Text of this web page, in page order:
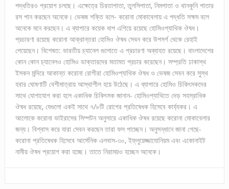
পদ্ধতিরও প্রয়োগ চলছে। এক্ষেত্রে চিরতাপাতা, তুলসিপাতা, নিমপাতা ও থানকুনি পাতার
রস পান করছেন অনেকে। ভেষজ শক্তি বলে- করোনা মোকাবেলায় এ পদ্ধতি সক্ষম বলে
অনেকে মনে করছেন। এ ব্যাপারে কয়েক ধাপ এগিয়ে রয়েছে হোমিওপ্যাথিক ঔষধ।
প্রচারণা রয়েছে করোনা আক্রান্তরা হোমিও ঔষধ সেবন করে উপসর্গ থেকে রেহাই
পেয়েছেন। বিশেষত: ভারতীয় চ্যানেল গুলোতে এ প্রচারণা অব্যাহত রয়েছে। বাংলাদেশের
কোন কোন চ্যানেলও হোমিও ডাক্তারদের মতামত প্রচার করেছেন। সম্প্রতি ঢাকাস্থ
ইসকন মন্দিরে আকান্ত করোনা রোগীরা হোমিওপ্যাথিক ঔষধ ও ভেষজ সেবন করে সুস্থ
হবার ঘোষণাটি বেশীমাত্রায় আস্থাশীল হয়ে উঠেছে। এ ব্যাপারে হোমিও চিকিৎসকদের
সাথে যোগাযোগ করা হলে একাধিক চিকিৎসক জানান- হোমিওপ্যাথিতে দেড় সহস্রাধিক
ঔষধ রয়েছে, যেগুলো একই সাথে ৭/৮টি রোগের প্রতিষেধক হিসেবে কার্য্যকর। এ
আলোকে করোনা ভাইরাসের সিম্পটন অনুসারে একাধিক ঔষধ রয়েছে করোনা মোকাবেলার
জন্য। বিশ্বাস করে যারা সেবন করছেন তারা ফল পাচ্ছেন। অনুসন্ধানে জানা গেছে-
করোনা প্রতিষেধক হিসেবে আর্সেনিক এলবাস-৩০, ইফ্লুয়েজ্জাযোনিয়ম এবং একোনাইট
নামীয় ঔষধ প্রয়োগ করা হচ্ছে। তাতে নিরাময়ও হচ্ছেন অনেকে।